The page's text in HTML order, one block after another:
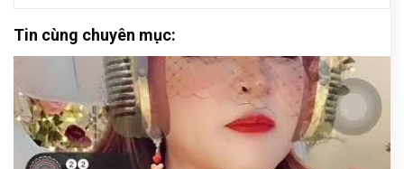
Tin cùng chuyên mục: